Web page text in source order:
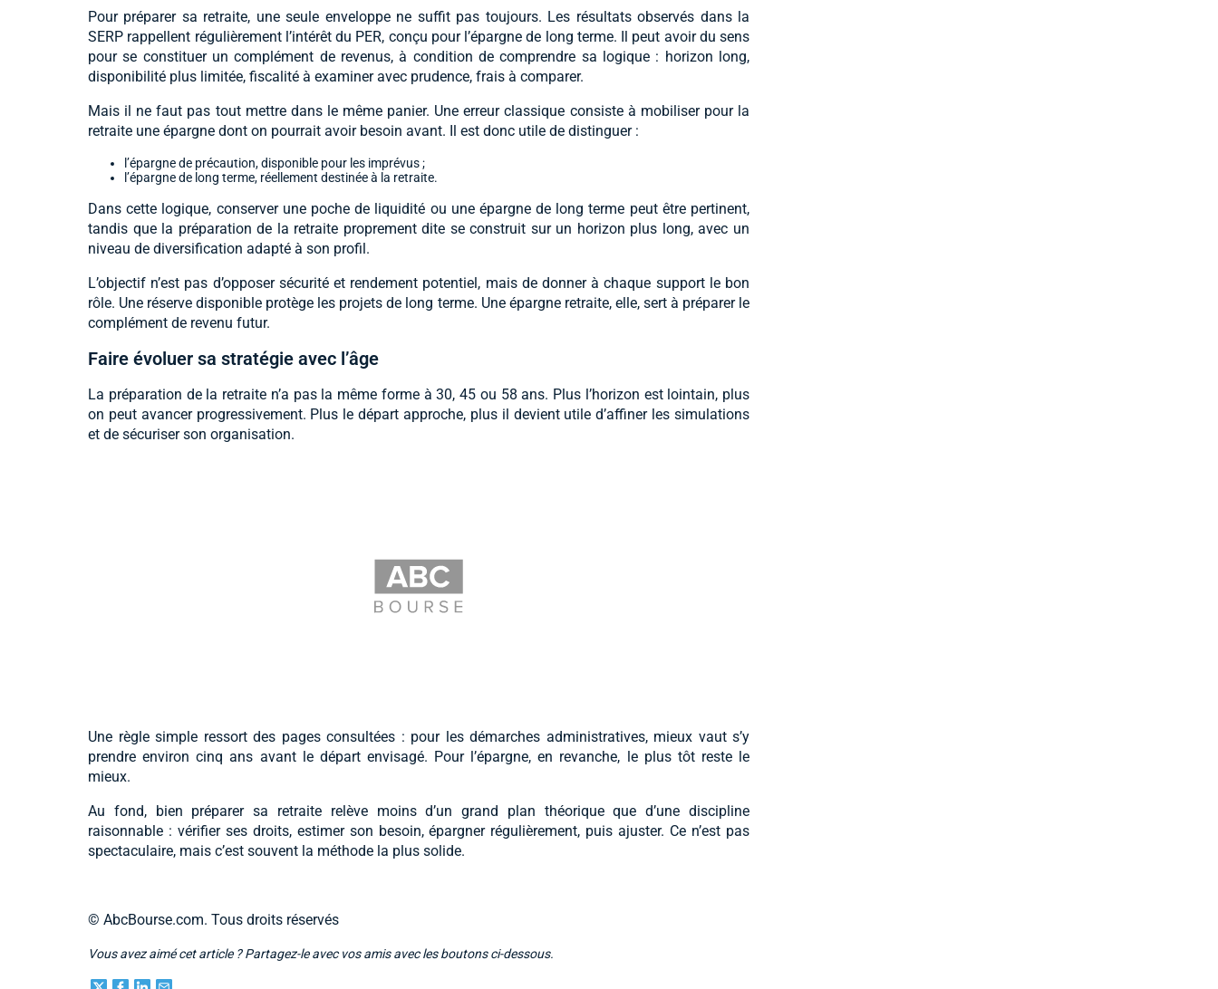
Pour préparer sa retraite, une seule enveloppe ne suffit pas toujours. Les résultats observés dans la
SERP rappellent régulièrement l’intérêt du PER, conçu pour l’épargne de long terme. Il peut avoir du sens
pour se constituer un complément de revenus, à condition de comprendre sa logique : horizon long,
disponibilité plus limitée, fiscalité à examiner avec prudence, frais à comparer.
Mais il ne faut pas tout mettre dans le même panier. Une erreur classique consiste à mobiliser pour la
retraite une épargne dont on pourrait avoir besoin avant. Il est donc utile de distinguer :
l’épargne de précaution, disponible pour les imprévus ;
l’épargne de long terme, réellement destinée à la retraite.
Dans cette logique, conserver une poche de liquidité ou une épargne de long terme peut être pertinent,
tandis que la préparation de la retraite proprement dite se construit sur un horizon plus long, avec un
niveau de diversification adapté à son profil.
L’objectif n’est pas d’opposer sécurité et rendement potentiel, mais de donner à chaque support le bon
rôle. Une réserve disponible protège les projets de long terme. Une épargne retraite, elle, sert à préparer le
complément de revenu futur.
Faire évoluer sa stratégie avec l’âge
La préparation de la retraite n’a pas la même forme à 30, 45 ou 58 ans. Plus l’horizon est lointain, plus
on peut avancer progressivement. Plus le départ approche, plus il devient utile d’affiner les simulations
et de sécuriser son organisation.
Une règle simple ressort des pages consultées : pour les démarches administratives, mieux vaut s’y
prendre environ cinq ans avant le départ envisagé. Pour l’épargne, en revanche, le plus tôt reste le
mieux.
Au fond, bien préparer sa retraite relève moins d’un grand plan théorique que d’une discipline
raisonnable : vérifier ses droits, estimer son besoin, épargner régulièrement, puis ajuster. Ce n’est pas
spectaculaire, mais c’est souvent la méthode la plus solide.
© AbcBourse.com. Tous droits réservés
Vous avez aimé cet article ? Partagez-le avec vos amis avec les boutons ci-dessous.